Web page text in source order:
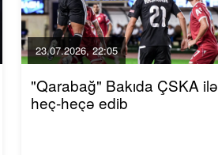
23.07.2026, 22:05
"Qarabağ" Bakıda ÇSKA ilə
heç-heçə edib